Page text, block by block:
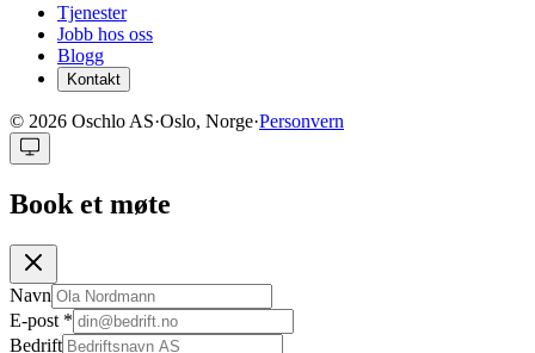
Tjenester
Jobb hos oss
Blogg
Kontakt
© 2026 Oschlo AS·Oslo, Norge·Personvern
Book et møte
Navn
E-post *
Bedrift